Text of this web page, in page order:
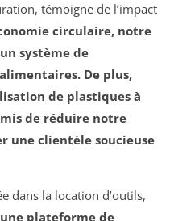
témoigne de l’impact
circulaire, notre
système de
De plus,
de plastiques à
de réduire notre
une clientèle soucieuse
dans la location d’outils,
une plateforme de